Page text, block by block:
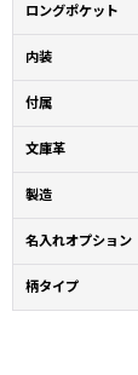
ロングポケット
内装
付属
文庫革
製造
名入れオプション
柄タイプ